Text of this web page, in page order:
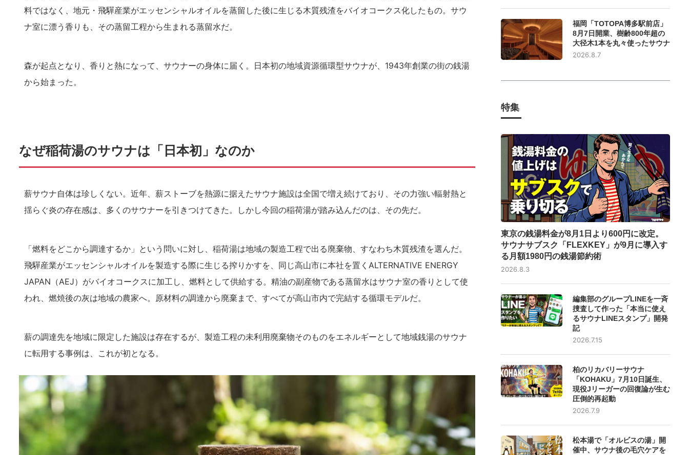
料ではなく、地元・飛驒産業がエッセンシャルオイルを蒸留した後に生じる木質残渣をバイオコークス化したもの。サウ
ナ室に漂う香りも、その蒸留工程から生まれる蒸留水だ。
森が起点となり、香りと熱になって、サウナーの身体に届く。日本初の地域資源循環型サウナが、1943年創業の街の銭湯
から始まった。
なぜ稲荷湯のサウナは「日本初」なのか
薪サウナ自体は珍しくない。近年、薪ストーブを熱源に据えたサウナ施設は全国で増え続けており、その力強い輻射熱と
揺らぐ炎の存在感は、多くのサウナーを引きつけてきた。しかし今回の稲荷湯が踏み込んだのは、その先だ。
「燃料をどこから調達するか」という問いに対し、稲荷湯は地域の製造工程で出る廃棄物、すなわち木質残渣を選んだ。
飛驒産業がエッセンシャルオイルを製造する際に生じる搾りかすを、同じ高山市に本社を置くALTERNATIVE ENERGY
JAPAN（AEJ）がバイオコークスに加工し、燃料として供給する。精油の副産物である蒸留水はサウナ室の香りとして使
われ、燃焼後の灰は地域の農家へ。原材料の調達から廃棄まで、すべてが高山市内で完結する循環モデルだ。
薪の調達先を地域に限定した施設は存在するが、製造工程の未利用廃棄物そのものをエネルギーとして地域銭湯のサウナ
に転用する事例は、これが初となる。
福岡「TOTOPA博多駅前店」
8月7日開業、樹齢800年超の
大径木1本を丸々使ったサウナ
2026.8.7
特集
東京の銭湯料金が8月1日より600円に改定。
サウナサブスク「FLEXKEY」が9月に導入す
る月額1980円の銭湯節約術
2026.8.3
編集部のグループLINEを一斉
捜査して作った「本当に使え
るサウナLINEスタンプ」開発
記
2026.7.15
柏のリカバリーサウナ
「KOHAKU」7月10日誕生、
現役Jリーガーの回復論が生む
圧倒的再起動
2026.7.9
松本湯で「オルビスの湯」開
催中、サウナ後の毛穴ケアを